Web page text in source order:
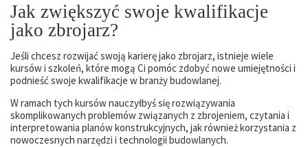
Jak zwiększyć swoje kwalifikacje
jako zbrojarz?
Jeśli chcesz rozwijać swoją karierę jako zbrojarz, istnieje wiele
kursów i szkoleń, które mogą Ci pomóc zdobyć nowe umiejętności i
podnieść swoje kwalifikacje w branży budowlanej.
W ramach tych kursów nauczyłbyś się rozwiązywania
skomplikowanych problemów związanych z zbrojeniem, czytania i
interpretowania planów konstrukcyjnych, jak również korzystania z
nowoczesnych narzędzi i technologii budowlanych.